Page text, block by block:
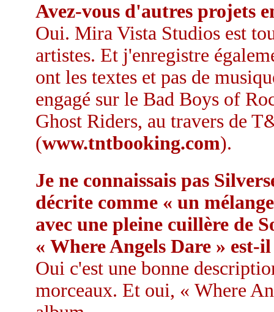
Avez-vous d'autres projets
Oui. Mira Vista Studios est
artistes. Et j'enregistre
ont les textes et pas de
engagé sur le Bad Boys of
Ghost Riders, au travers de
(www.tntbooking.com).
Je ne connaissais pas
décrite comme « un
avec une pleine cuillère de
« Where Angels Dare »
Oui c'est une bonne
morceaux. Et oui, « Where